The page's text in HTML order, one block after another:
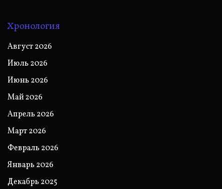
Хронология
Август 2026
Июль 2026
Июнь 2026
Май 2026
Апрель 2026
Март 2026
Февраль 2026
Январь 2026
Декабрь 2025